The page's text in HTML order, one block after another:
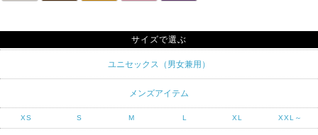
サイズで選ぶ
ユニセックス（男女兼用）
メンズアイテム
XS S M L XL XXL～